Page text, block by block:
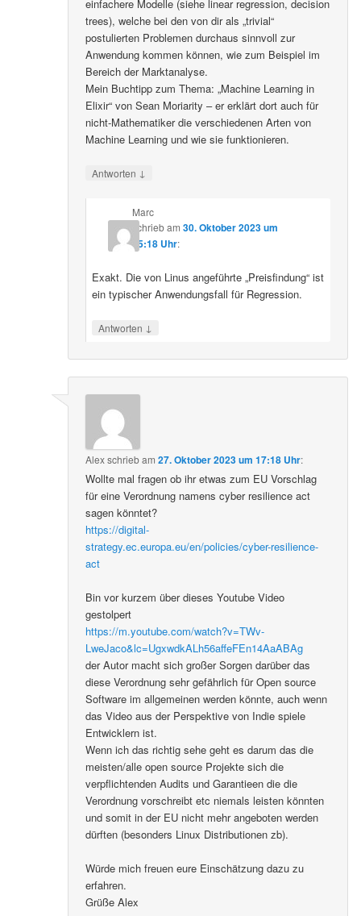
einfachere Modelle (siehe linear regression, decision
trees), welche bei den von dir als „trivial“
postulierten Problemen durchaus sinnvoll zur
Anwendung kommen können, wie zum Beispiel im
Bereich der Marktanalyse.
Mein Buchtipp zum Thema: „Machine Learning in
Elixir“ von Sean Moriarity – er erklärt dort auch für
nicht-Mathematiker die verschiedenen Arten von
Machine Learning und wie sie funktionieren.
Antworten ↓
Marc
schriebam 30. Oktober 2023 um
15:18 Uhr:
Exakt. Die von Linus angeführte „Preisfindung“ ist
ein typischer Anwendungsfall für Regression.
Antworten ↓
Alexschriebam27. Oktober 2023 um 17:18 Uhr:
Wollte mal fragen ob ihr etwas zum EU Vorschlag
für eine Verordnung namens cyber resilience act
sagen könntet?
https://digital-
strategy.ec.europa.eu/en/policies/cyber-resilience-
act
Bin vor kurzem über dieses Youtube Video
gestolpert
https://m.youtube.com/watch?v=TWv-
LweJaco&lc=UgxwdkALh56affeFEn14AaABAg
der Autor macht sich großer Sorgen darüber das
diese Verordnung sehr gefährlich für Open source
Software im allgemeinen werden könnte, auch wenn
das Video aus der Perspektive von Indie spiele
Entwicklern ist.
Wenn ich das richtig sehe geht es darum das die
meisten/alle open source Projekte sich die
verpflichtenden Audits und Garantieen die die
Verordnung vorschreibt etc niemals leisten könnten
und somit in der EU nicht mehr angeboten werden
dürften (besonders Linux Distributionen zb).
Würde mich freuen eure Einschätzung dazu zu
erfahren.
Grüße Alex